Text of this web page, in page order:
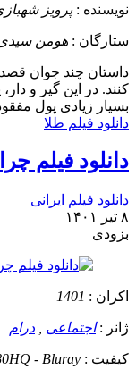
نویسنده :پرویز
ستارگان : هومن سیدی
داستان چند جوان قصد
کنند. در این گیر و
بسیار زیادی پول
دانلود فیلم طلا
دانلود فیلم
دانلود فیلم ایرانی
۸ تیر ۱۴۰۱
بزودی
اکران : 1401
ژانر :اجتماعی درام
کیفیت : - Bluray